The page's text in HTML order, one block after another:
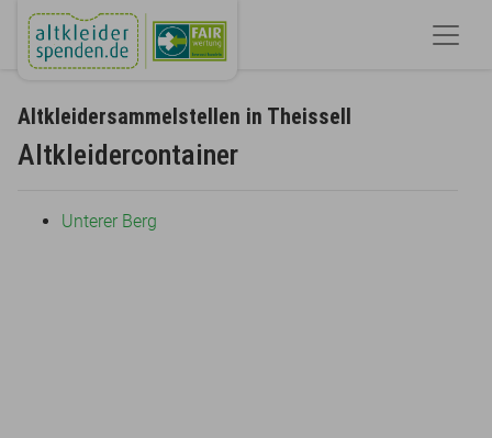
Altkleidersammelstellen in Theissell
Altkleidercontainer
Unterer Berg